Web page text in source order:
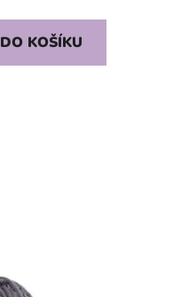
DO KOŠÍKU